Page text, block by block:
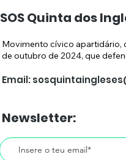
CMC
capote"
SOS Quinta dos
Movimento cívico apartidário,
de outubro de 2024, que
Email:
Newsletter: